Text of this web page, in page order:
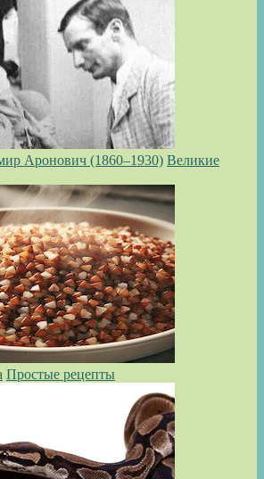
Аронович (1860–1930) Великие
Простые рецепты